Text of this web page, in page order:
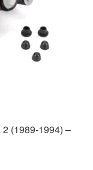
(1989-1994) –